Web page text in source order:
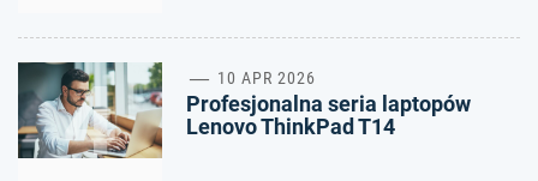
4 10 APR 2026
Profesjonalna seria laptopów
Lenovo ThinkPad T14